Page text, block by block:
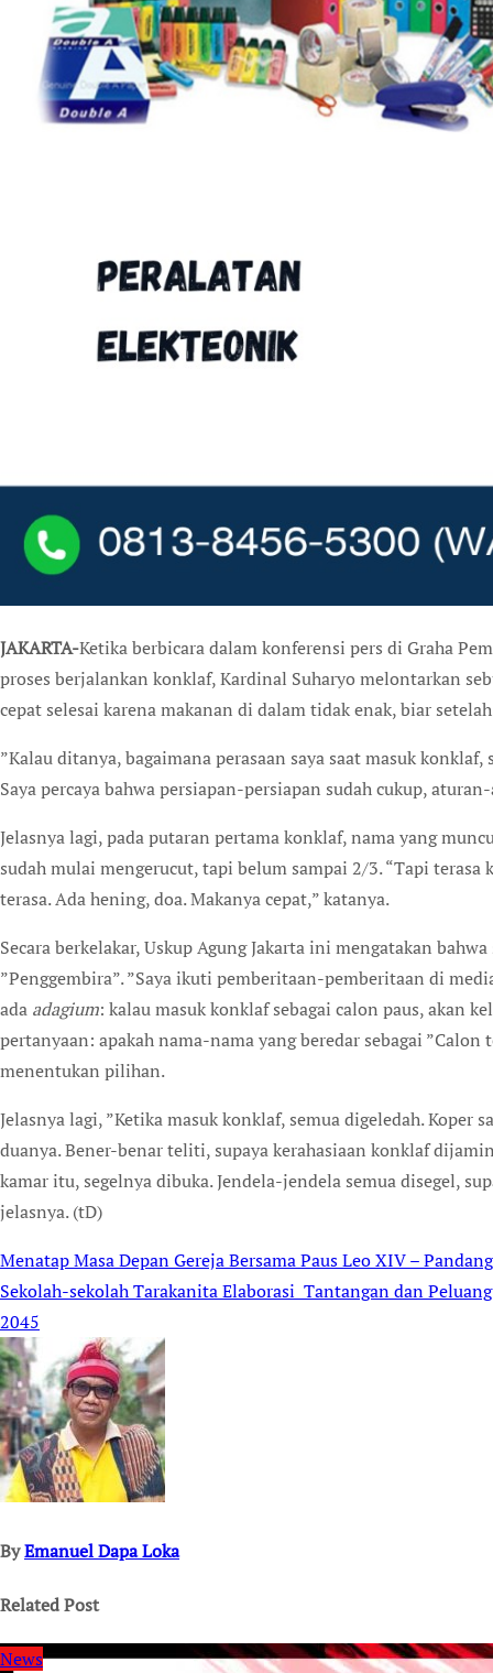
JAKARTA-Ketika berbicara dalam konferensi pers di Graha
proses berjalankan konklaf, Kardinal Suharyo melontarkan
cepat selesai karena makanan di dalam tidak enak, biar
”Kalau ditanya, bagaimana perasaan saya saat masuk
Saya percaya bahwa persiapan-persiapan sudah cukup,
Jelasnya lagi, pada putaran pertama konklaf, nama yang
sudah mulai mengerucut, tapi belum sampai 2/3. “Tapi terasa
terasa. Ada hening, doa. Makanya cepat,” katanya.
Secara berkelakar, Uskup Agung Jakarta ini mengatakan
”Penggembira”. ”Saya ikuti pemberitaan-pemberitaan di
ada adagium: kalau masuk konklaf sebagai calon paus, akan
pertanyaan: apakah nama-nama yang beredar sebagai
menentukan pilihan.
Jelasnya lagi, ”Ketika masuk konklaf, semua digeledah.
duanya. Bener-benar teliti, supaya kerahasiaan konklaf
kamar itu, segelnya dibuka. Jendela-jendela semua disegel,
jelasnya. (tD)
Post
navigation
Menatap Masa Depan Gereja Bersama Paus Leo XIV –
Sekolah-sekolah Tarakanita Elaborasi Tantangan dan
2045
ByEmanuel Dapa Loka
Related Post
News